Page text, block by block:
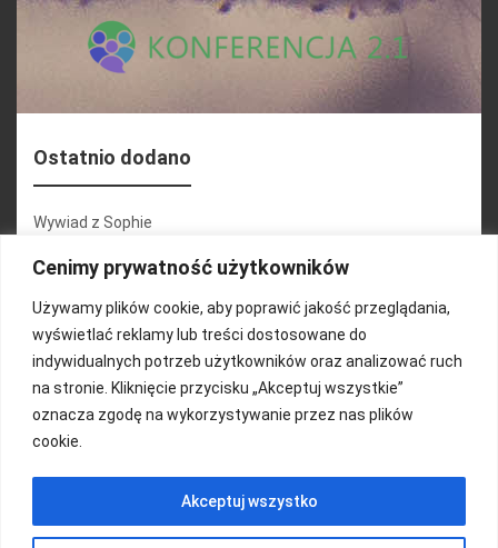
Cenimy prywatność użytkowników
Używamy plików cookie, aby poprawić jakość przeglądania,
wyświetlać reklamy lub treści dostosowane do
indywidualnych potrzeb użytkowników oraz analizować ruch
na stronie. Kliknięcie przycisku „Akceptuj wszystkie”
oznacza zgodę na wykorzystywanie przez nas plików
cookie.
Akceptuj wszystko
Ostatnio dodano
Wywiad z Sophie
Konferencja 2.1
Martyna Wojciechowska
Relacja zdjęciowa 25.09.2024r (cz.2)
Wywiady z uczestnikami
FUNDACJA KOLOROWO